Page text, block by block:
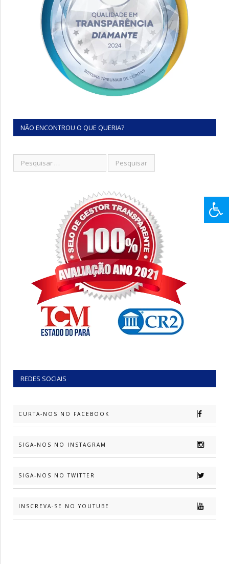
NÃO ENCONTROU O QUE QUERIA?
REDES SOCIAIS
CURTA-NOS NO FACEBOOK
SIGA-NOS NO INSTAGRAM
SIGA-NOS NO TWITTER
INSCREVA-SE NO YOUTUBE